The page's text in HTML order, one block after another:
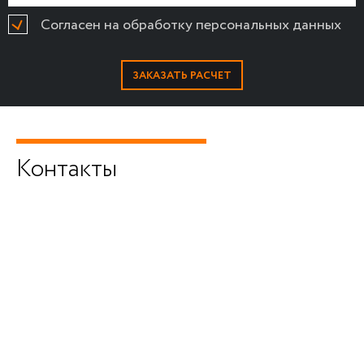
Согласен на обработку персональных данных
Контакты